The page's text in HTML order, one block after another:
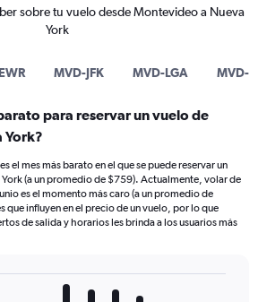
sobre tu vuelo desde Montevideo a Nueva
York
MVD-JFK MVD-LGA MVD-
para reservar un vuelo de
York?
el mes más barato en el que se puede reservar un
(a un promedio de $759). Actualmente, volar de
es el momento más caro (a un promedio de
que influyen en el precio de un vuelo, por lo que
de salida y horarios les brinda a los usuarios más